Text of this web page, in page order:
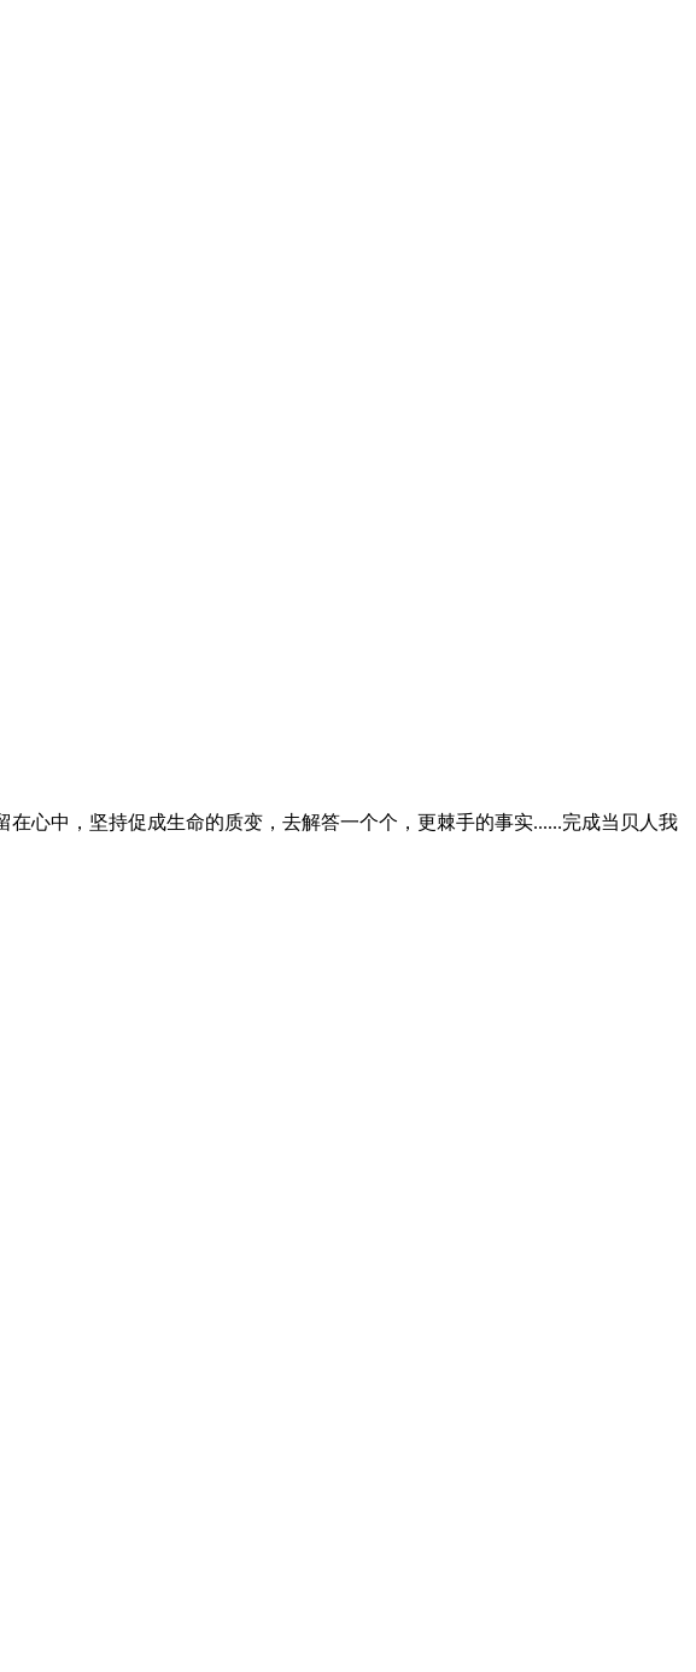
心中，坚持促成生命的质变，去解答一个个，更棘手的事实......完成当贝人我